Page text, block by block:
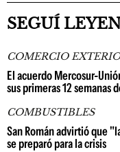
SEGUÍ
COMERCIO
El acuerdo Mercosur-
sus primeras 12 semanas
COMBUSTIBLES
San Román advirtió que
se preparó para la crisis